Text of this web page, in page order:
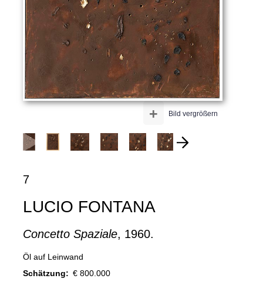
Bild vergrößern
+
7
LUCIO FONTANA
Concetto Spaziale, 1960.
Öl auf Leinwand
Schätzung: € 800.000